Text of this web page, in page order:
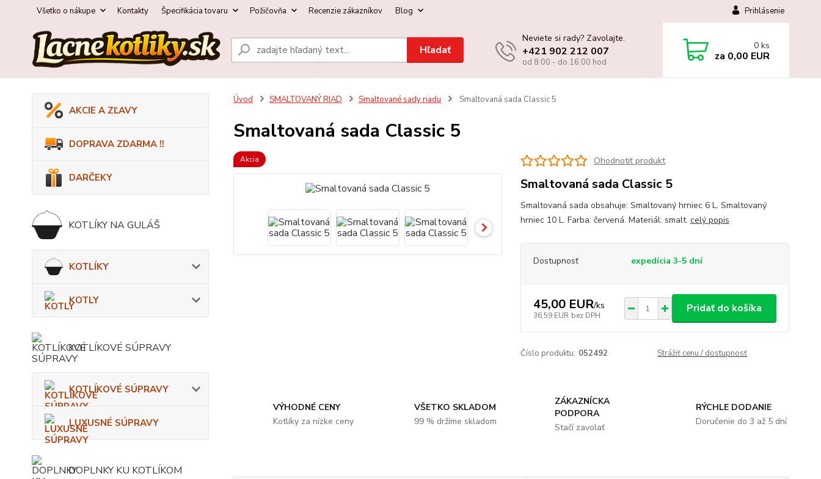
Všetko o nákupe Kontakty Špecifikácia tovaru Požičovňa Recenzie zákazníkov Blog Prihlásenie
Hľadať
Neviete si rady? Zavolajte.
+421 902 212 007
od 8:00 - do 16:00 hod
0 ks
za 0,00 EUR
AKCIE A ZĽAVY
DOPRAVA ZDARMA !!
DARČEKY
KOTLÍKY NA GULÁŠ
KOTLÍKY
KOTLY
KOTLÍKOVÉ SÚPRAVY
KOTLÍKOVÉ SÚPRAVY
LUXUSNÉ SÚPRAVY
DOPLNKY KU KOTLÍKOM
Úvod SMALTOVANÝ RIAD Smaltované sady riadu Smaltovaná sada Classic 5
Smaltovaná sada Classic 5
Akcia Ohodnotiť produkt
Smaltovaná sada Classic 5
Smaltovaná sada obsahuje: Smaltovaný hrniec 6 L. Smaltovaný
hrniec 10 L. Farba: červená. Materiál: smalt. celý popis
Dostupnosť expedícia 3-5 dní
45,00 EUR/ks
36,59 EUR bez DPH
Pridať do košíka
Číslo produktu: 052492 Strážiť cenu / dostupnosť
VÝHODNÉ CENY
Kotlíky za nízke ceny
VŠETKO SKLADOM
99 % držíme skladom
ZÁKAZNÍCKA
PODPORA
Stačí zavolať
RÝCHLE DODANIE
Doručenie do 3 až 5 dní